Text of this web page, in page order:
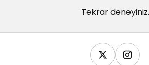
Tekrar deneyiniz.